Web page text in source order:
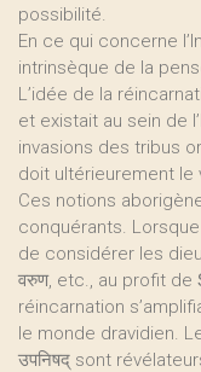
possibilité.
En ce qui concerne
intrinsèque de la
L’idée de la
et existait au sein de
invasions des tribus
doit ultérieurement le
Ces notions
conquérants.
de considérer les
वरुण, etc., au profit de
réincarnation
le monde dravidien.
उपनिषद् sont